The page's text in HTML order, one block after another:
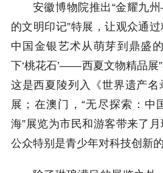
安徽博物院推出“金耀九
的文明印记”特展，让观众通
中国金银艺术从萌芽到鼎盛
下‘桃花石’——西夏文物精品展
这是西夏陵列入《世界遗产
展；在澳门，“无尽探索：中
海”展览为市民和游客带来了
公众特别是青少年对科技创新的